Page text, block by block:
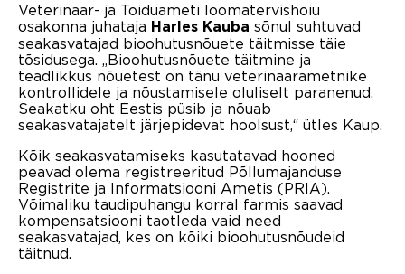
Veterinaar- ja Toiduameti loomatervishoiu
osakonna juhataja Harles Kauba sõnul suhtuvad
seakasvatajad bioohutusnõuete täitmisse täie
tõsidusega. „Bioohutusnõuete täitmine ja
teadlikkus nõuetest on tänu veterinaarametnike
kontrollidele ja nõustamisele oluliselt paranenud.
Seakatku oht Eestis püsib ja nõuab
seakasvatajatelt järjepidevat hoolsust,“ ütles Kaup.
Kõik seakasvatamiseks kasutatavad hooned
peavad olema registreeritud Põllumajanduse
Registrite ja Informatsiooni Ametis (PRIA).
Võimaliku taudipuhangu korral farmis saavad
kompensatsiooni taotleda vaid need
seakasvatajad, kes on kõiki bioohutusnõudeid
täitnud.